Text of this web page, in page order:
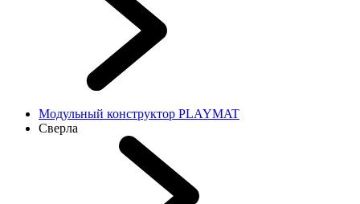
Модульный конструктор PLAYMAT
Сверла